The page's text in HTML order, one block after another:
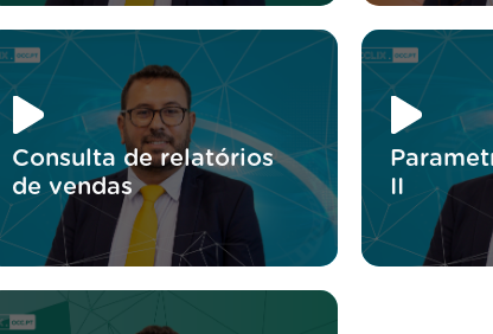
Consulta de relatórios
de vendas
II